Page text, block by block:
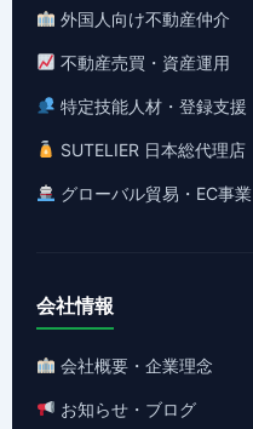
外国人向け不動産仲介
不動産売買・資産運用
特定技能人材・登録支援
SUTELIER 日本総代理店
グローバル貿易・EC事業
会社情報
会社概要・企業理念
お知らせ・ブログ